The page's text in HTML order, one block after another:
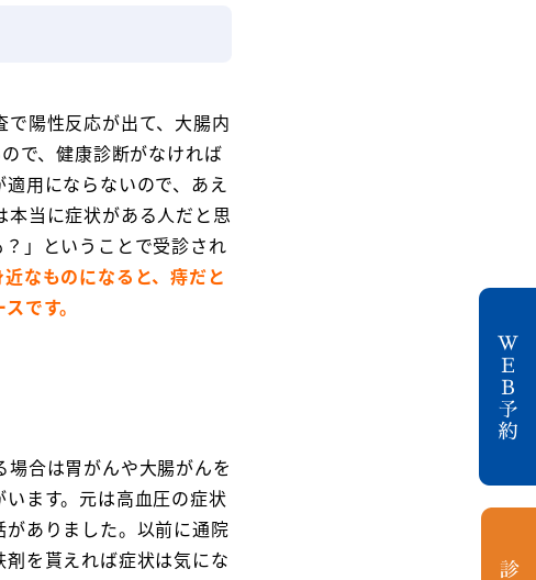
陽性反応が出て、大腸内
で、健康診断がなければ
用にならないので、あえ
当に症状がある人だと思
」ということで受診され
なものになると、痔だと
です。
合は胃がんや大腸がんを
ます。元は高血圧の症状
ありました。以前に通院
を貰えれば症状は気にな